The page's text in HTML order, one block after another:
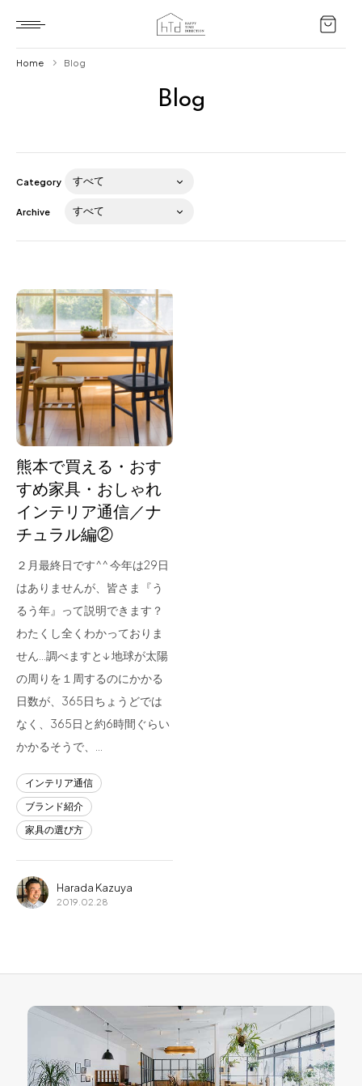
Blog
About us
for Business
Recruit
Contact
フラッグシップストア
熊本店
Arv
Blog
Home Blog
Category
Archive
熊本で買える・おす
すめ家具・おしゃれ
インテリア通信／ナ
チュラル編②
２月最終日です^^ 今年は29日
はありませんが、皆さま『う
るう年』って説明できます？
わたくし全くわかっておりま
せん…調べますと↓ 地球が太陽
の周りを１周するのにかかる
日数が、365日ちょうどでは
なく、365日と約6時間ぐらい
かかるそうで、…
インテリア通信
ブランド紹介
家具の選び方
Harada Kazuya
2019.02.28